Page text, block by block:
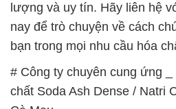
lượng và uy tín. Hãy liên hệ
nay để trò chuyện về cách
bạn trong mọi nhu cầu hóa
# Công ty chuyên cung ứng
chất Soda Ash Dense / Natri